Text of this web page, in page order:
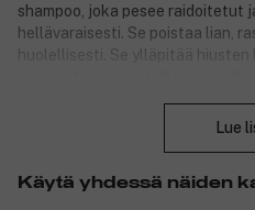
shampoo, joka pesee raidoitetut
hellävaraisesti. Se poistaa lian,
huolellisesti. Se ylläpitää
Lue
Käytä yhdessä näiden